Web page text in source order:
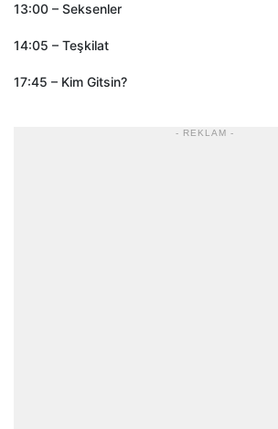
13:00 – Seksenler
14:05 – Teşkilat
17:45 – Kim Gitsin?
- REKLAM -